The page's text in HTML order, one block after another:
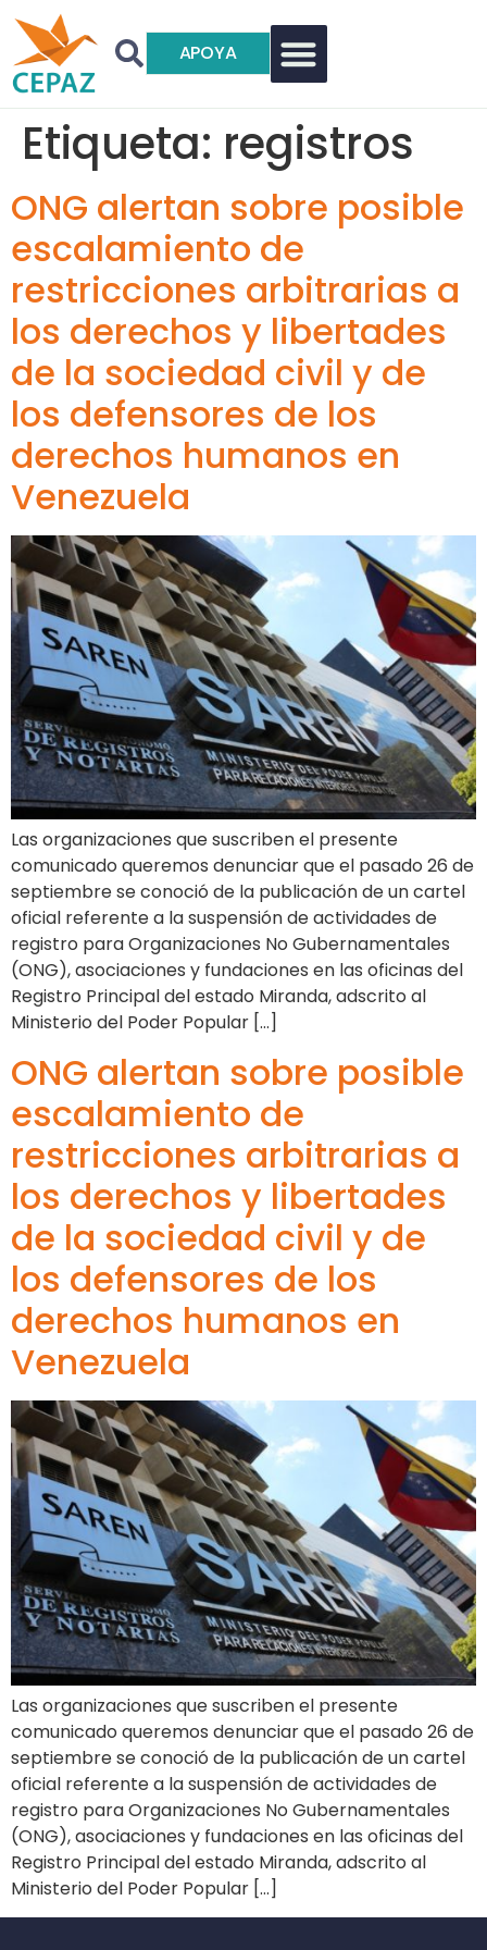
APOYA
Etiqueta: registros
ONG alertan sobre posible
escalamiento de
restricciones arbitrarias a
los derechos y libertades
de la sociedad civil y de
los defensores de los
derechos humanos en
Venezuela
Las organizaciones que suscriben el presente
comunicado queremos denunciar que el pasado 26 de
septiembre se conoció de la publicación de un cartel
oficial referente a la suspensión de actividades de
registro para Organizaciones No Gubernamentales
(ONG), asociaciones y fundaciones en las oficinas del
Registro Principal del estado Miranda, adscrito al
Ministerio del Poder Popular […]
ONG alertan sobre posible
escalamiento de
restricciones arbitrarias a
los derechos y libertades
de la sociedad civil y de
los defensores de los
derechos humanos en
Venezuela
Las organizaciones que suscriben el presente
comunicado queremos denunciar que el pasado 26 de
septiembre se conoció de la publicación de un cartel
oficial referente a la suspensión de actividades de
registro para Organizaciones No Gubernamentales
(ONG), asociaciones y fundaciones en las oficinas del
Registro Principal del estado Miranda, adscrito al
Ministerio del Poder Popular […]